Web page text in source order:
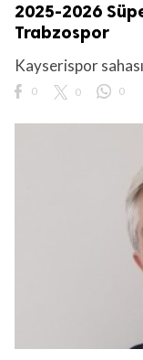
2025-2026
Trabzospor
Kayserispor
0 0 0